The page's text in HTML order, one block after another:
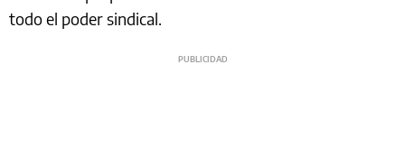
todo el poder sindical.